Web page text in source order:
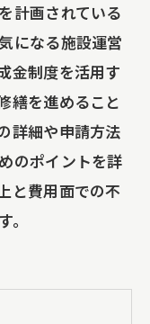
計画されている
になる施設運営
金制度を活用す
繕を進めること
詳細や申請方法
のポイントを詳
と費用面での不